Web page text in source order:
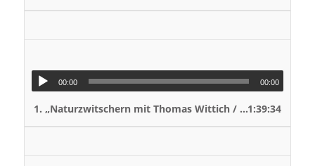
00:00 00:00
1. „Naturzwitschern mit Thomas Wittich / Tomahaxx“ 1:39:34